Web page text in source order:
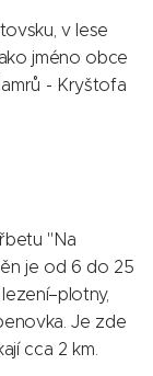
v lese
jméno obce
- Kryštofa
"Na
je od 6 do 25
Je zde
cca 2 km.